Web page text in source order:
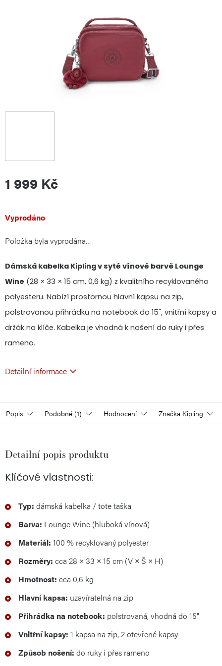
1 999 Kč
Měrná
cena:
Vyprodáno
Položka byla vyprodána…
Dámská kabelka Kipling v syté vínové barvě Lounge
Wine (28 × 33 × 15 cm, 0,6 kg) z kvalitního recyklovaného
polyesteru. Nabízí prostornou hlavní kapsu na zip,
polstrovanou přihrádku na notebook do 15", vnitřní kapsy a
držák na klíče. Kabelka je vhodná k nošení do ruky i přes
rameno.
Detailní informace
Popis Podobné (1) Hodnocení Značka Kipling
Detailní popis produktu
Klíčové vlastnosti:
Typ: dámská kabelka / tote taška
Barva: Lounge Wine (hluboká vínová)
Materiál: 100 % recyklovaný polyester
Rozměry: cca 28 × 33 × 15 cm (V × Š × H)
Hmotnost: cca 0,6 kg
Hlavní kapsa: uzavíratelná na zip
Přihrádka na notebook: polstrovaná, vhodná do 15"
Vnitřní kapsy: 1 kapsa na zip, 2 otevřené kapsy
Způsob nošení: do ruky i přes rameno